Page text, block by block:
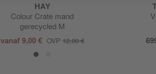
HAY
Colour Crate mand
gerecycled M
vanaf9,00 € OVP12,00 €